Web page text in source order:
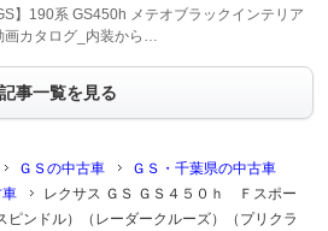
】190系 GS450h メテオブラックインテリア
画カタログ_内装から…
記事一覧を見る
ＧＳの中古車
ＧＳ・千葉県の中古車
車
レクサス ＧＳ ＧＳ４５０ｈ Ｆスポー
ンドル）（レーダークルーズ）（プリクラ